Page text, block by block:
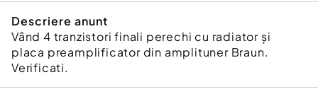
Descriere anunt
Vând 4 tranzistori finali perechi cu radiator și
placa preamplificator din amplituner Braun.
Verificati.